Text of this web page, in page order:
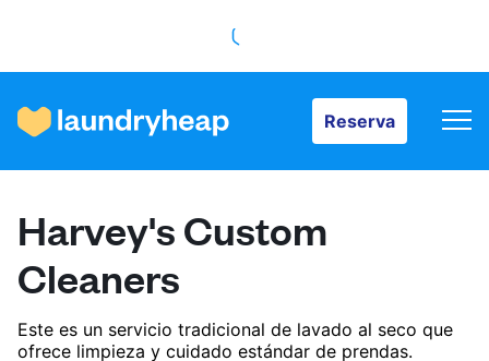
Reserva
Cómo funciona
Precios y servicios
Quiénes somos
Harvey's Custom
Cleaners
Este es un servicio tradicional de lavado al seco que
ofrece limpieza y cuidado estándar de prendas.